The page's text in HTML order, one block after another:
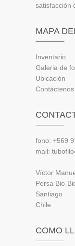
satisfacción
MAPA
Inventario
Galeria de
Ubicación
Contáctenos
fono: +569
mail:
Víctor
Persa Bio-
Santiago
Chile
COMO